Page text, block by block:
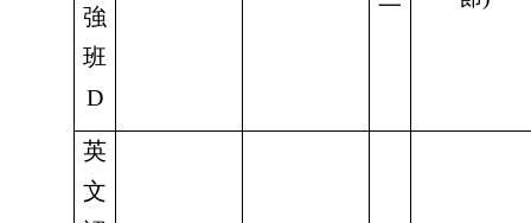
強
班
D
英
文